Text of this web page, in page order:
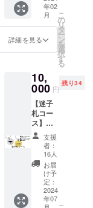
犬シェ
ルター
「NYO
NYO
house
あてさ
せてい
ただき
ます。
●お礼の
メッ
セージ
年02
月
詳細を見る
こ
の
リ
タ
ー
ン
を
選
択
す
る
10,
000 円
残り34
【迷子
札コー
ス】
10000
円 ●保
護犬
シェル
ター
「NYO
NYO
house
支援
者：
16人
お届
け予
定：
2024
年07